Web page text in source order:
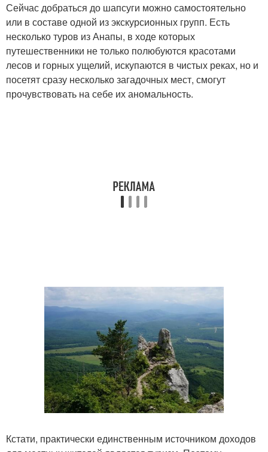
Сейчас добраться до шапсуги можно самостоятельно
или в составе одной из экскурсионных групп. Есть
несколько туров из Анапы, в ходе которых
путешественники не только полюбуются красотами
лесов и горных ущелий, искупаются в чистых реках, но и
посетят сразу несколько загадочных мест, смогут
прочувствовать на себе их аномальность.
Кстати, практически единственным источником доходов